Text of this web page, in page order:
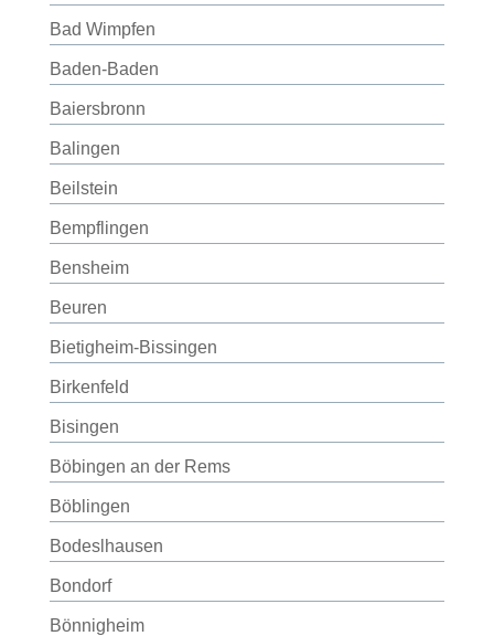
Bad Wimpfen
Baden-Baden
Baiersbronn
Balingen
Beilstein
Bempflingen
Bensheim
Beuren
Bietigheim-Bissingen
Birkenfeld
Bisingen
Böbingen an der Rems
Böblingen
Bodeslhausen
Bondorf
Bönnigheim